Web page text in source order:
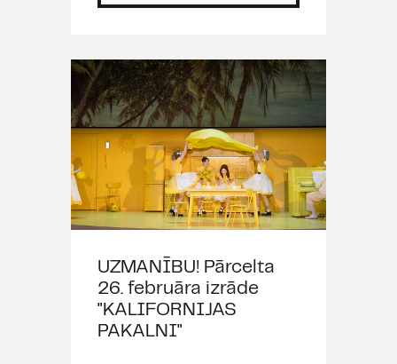
UZMANĪBU! Pārcelta
26. februāra izrāde
"KALIFORNIJAS
PAKALNI"